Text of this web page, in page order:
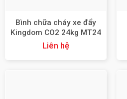
Bình chữa cháy xe đẩy
Kingdom CO2 24kg MT24
Liên hệ